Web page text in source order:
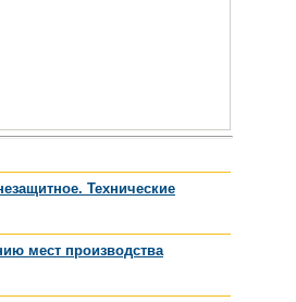
Технические
мест производства